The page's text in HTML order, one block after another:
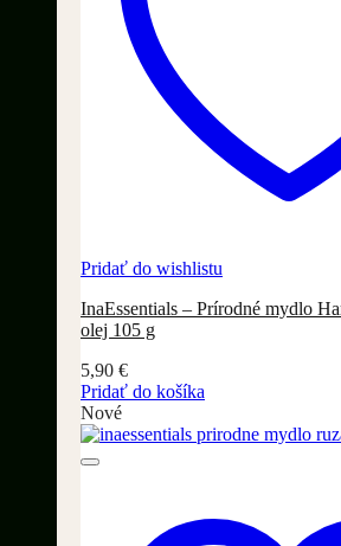
Pridať do wishlistu
InaEssentials – Prírodné mydlo
olej 105 g
5,90 €
Pridať do košíka
Nové